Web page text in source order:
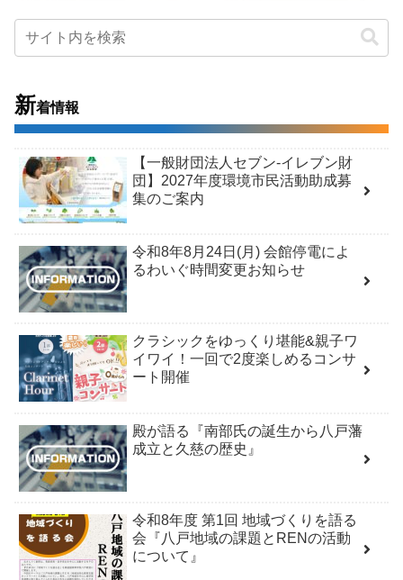
新着情報
【一般財団法人セブン-イレブン財
団】2027年度環境市民活動助成募
集のご案内
令和8年8月24日(月) 会館停電によ
るわいぐ時間変更お知らせ
クラシックをゆっくり堪能&親子ワ
イワイ！一回で2度楽しめるコンサ
ート開催
殿が語る『南部氏の誕生から八戸藩
成立と久慈の歴史』
令和8年度 第1回 地域づくりを語る
会『八戸地域の課題とRENの活動
について』